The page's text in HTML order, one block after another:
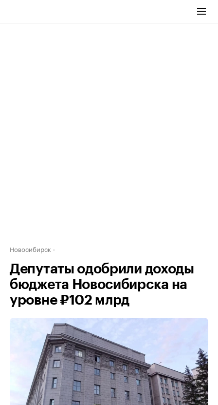
Новосибирск
Депутаты одобрили доходы
бюджета Новосибирска на
уровне ₽102 млрд